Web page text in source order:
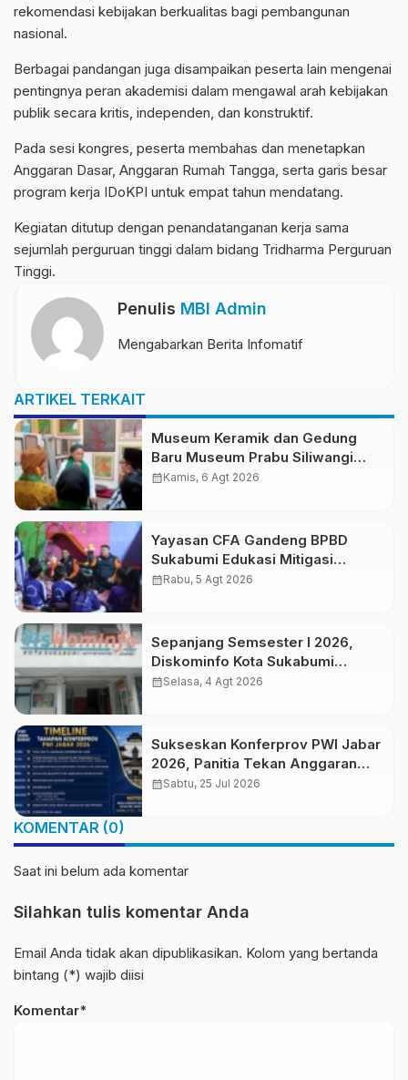
rekomendasi kebijakan berkualitas bagi pembangunan
nasional.
Berbagai pandangan juga disampaikan peserta lain mengenai
pentingnya peran akademisi dalam mengawal arah kebijakan
publik secara kritis, independen, dan konstruktif.
Pada sesi kongres, peserta membahas dan menetapkan
Anggaran Dasar, Anggaran Rumah Tangga, serta garis besar
program kerja IDoKPI untuk empat tahun mendatang.
Kegiatan ditutup dengan penandatanganan kerja sama
sejumlah perguruan tinggi dalam bidang Tridharma Perguruan
Tinggi.
Penulis MBI Admin
Mengabarkan Berita Infomatif
ARTIKEL TERKAIT
Museum Keramik dan Gedung
Baru Museum Prabu Siliwangi
Diresmikan, Ponpes Al-Fath
calendar_monthKamis, 6 Agt 2026
Yayasan CFA Gandeng BPBD
Sukabumi Edukasi Mitigasi
Bencana untuk Anak Usia Dini
calendar_monthRabu, 5 Agt 2026
Sepanjang Semsester I 2026,
Diskominfo Kota Sukabumi
Klarifikasi 29 Hoaks
calendar_monthSelasa, 4 Agt 2026
Sukseskan Konferprov PWI Jabar
2026, Panitia Tekan Anggaran
dari Rp1 Miliar Menjadi Rp450 Juta
calendar_monthSabtu, 25 Jul 2026
KOMENTAR (0)
Saat ini belum ada komentar
Silahkan tulis komentar Anda
Email Anda tidak akan dipublikasikan. Kolom yang bertanda
bintang (*) wajib diisi
Komentar*